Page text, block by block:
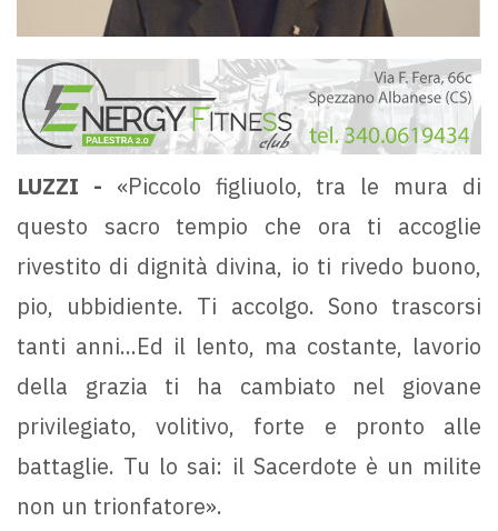
LUZZI - «Piccolo figliuolo, tra le mura di
questo sacro tempio che ora ti accoglie
rivestito di dignità divina, io ti rivedo buono,
pio, ubbidiente. Ti accolgo. Sono trascorsi
tanti anni...Ed il lento, ma costante, lavorio
della grazia ti ha cambiato nel giovane
privilegiato, volitivo, forte e pronto alle
battaglie. Tu lo sai: il Sacerdote è un milite
non un trionfatore».